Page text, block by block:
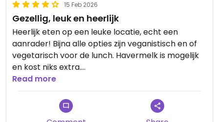
15 Feb 2026
Gezellig, leuk en heerlijk
Heerlijk eten op een leuke locatie, echt een
aanrader! Bijna alle opties zijn veganistisch en of
vegetarisch voor de lunch. Havermelk is mogelijk
en kost niks extra.
Updated from previous review on 2026-02-15
Read more